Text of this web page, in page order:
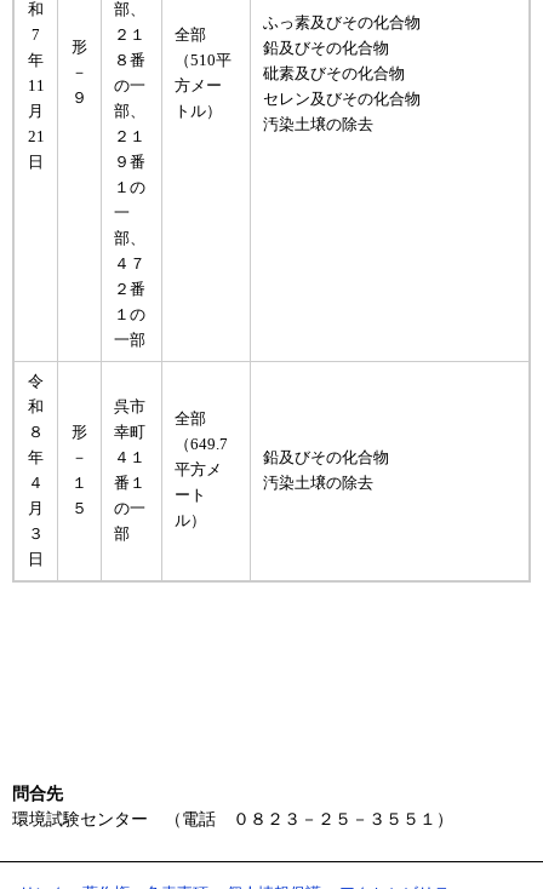
和
7
年
11
月
21
日
形
－
９
部、
２１
８番
の一
部、
２１
９番
１の
一
部、
４７
２番
１の
一部
全部
（510平
方メー
トル）
ふっ素及びその化合物
鉛及びその化合物
砒素及びその化合物
セレン及びその化合物
汚染土壌の除去
令
和
８
年
４
月
３
日
形
－
１
５
呉市
幸町
４１
番１
の一
部
全部
（649.7
平方メ
ート
ル）
鉛及びその化合物
汚染土壌の除去
問合先
環境試験センター （電話 ０８２３－２５－３５５１）